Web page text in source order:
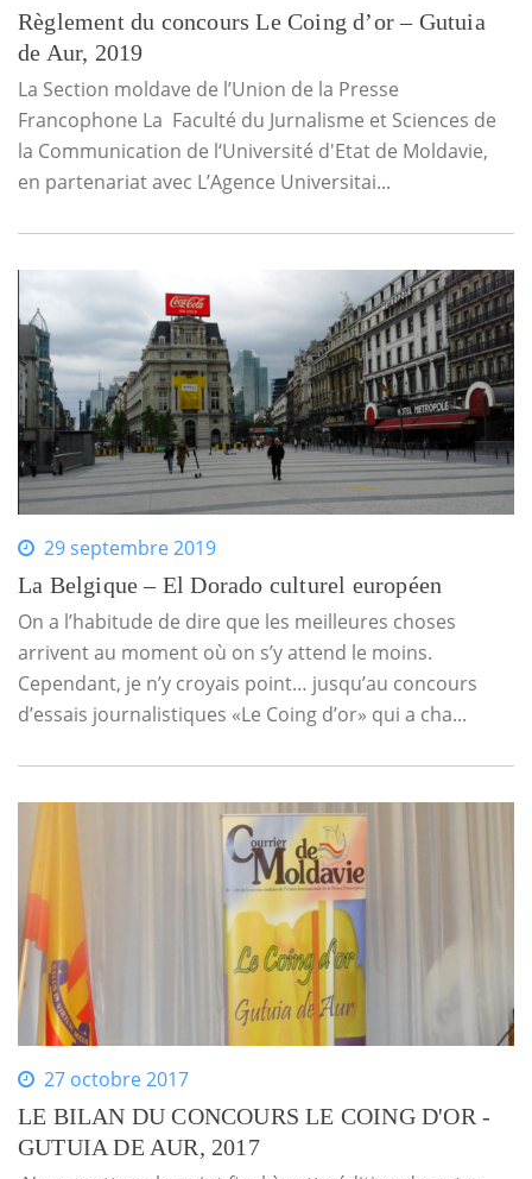
Règlement du concours Le Coing d’or – Gutuia
de Aur, 2019
La Section moldave de l’Union de la Presse
Francophone La Faculté du Jurnalisme et Sciences de
la Communication de l‘Université d'Etat de Moldavie,
en partenariat avec L’Agence Universitai...
29 septembre 2019
La Belgique – El Dorado culturel européen
On a l’habitude de dire que les meilleures choses
arrivent au moment où on s’y attend le moins.
Cependant, je n’y croyais point… jusqu’au concours
d’essais journalistiques «Le Coing d’or» qui a cha...
27 octobre 2017
LE BILAN DU CONCOURS LE COING D'OR -
GUTUIA DE AUR, 2017